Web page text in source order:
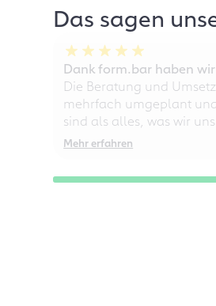
Das sagen
Dank form.bar haben
Die Beratung und
mehrfach umgeplant
sind als alles, was wir
Mehr erfahren